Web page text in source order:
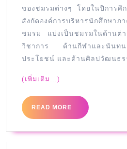
ของชมรมต่างๆ โดยในปีการ
สังกัดองค์การบริหารนักศึกษ
ชมรม แบ่งเป็นชมรมในด้าน
วิชาการ ด้านกีฬาและนันท
ประโยชน์ และด้านศิลปวัฒนธร
(เพิ่มเติม…)
READ MORE